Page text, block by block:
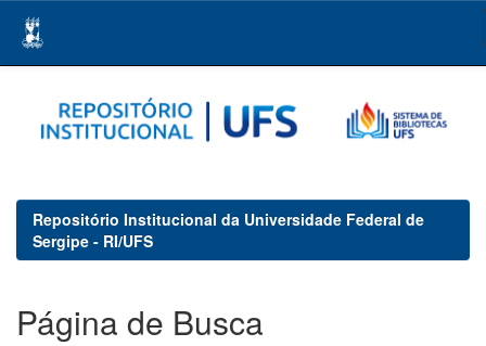
navigation
Repositório Institucional da Universidade Federal de
Sergipe - RI/UFS
Página de Busca